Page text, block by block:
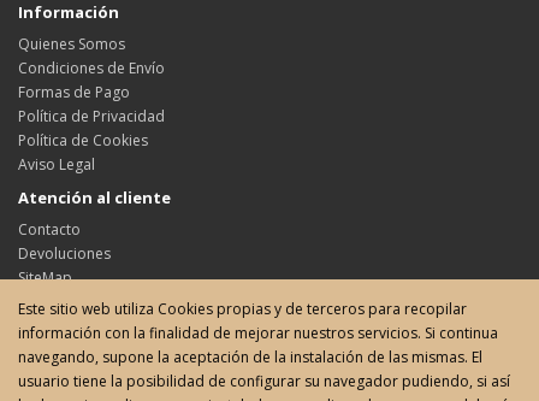
Información
Quienes Somos
Condiciones de Envío
Formas de Pago
Política de Privacidad
Política de Cookies
Aviso Legal
Atención al cliente
Contacto
Devoluciones
SiteMap
Su cuenta
Su cuenta
Historial de pedidos
Favoritos
Este sitio web utiliza Cookies propias y de terceros para recopilar
información con la finalidad de mejorar nuestros servicios. Si continua
navegando, supone la aceptación de la instalación de las mismas. El
usuario tiene la posibilidad de configurar su navegador pudiendo, si así